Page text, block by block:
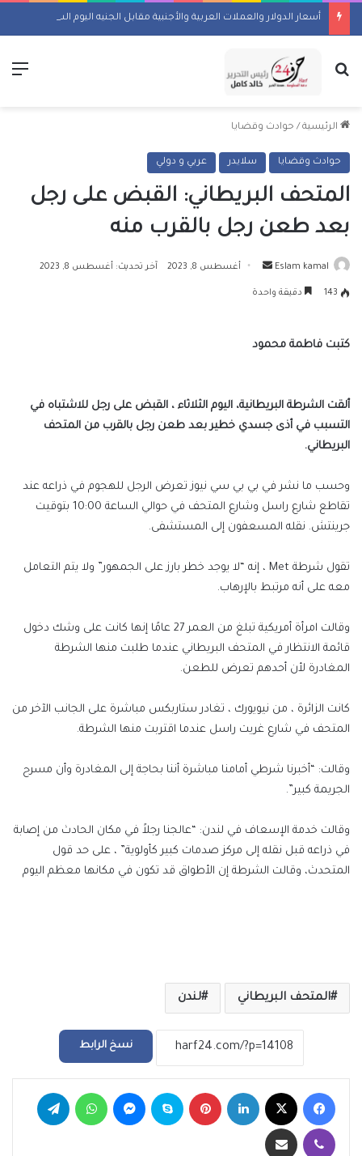
بحث عن
الرئيسية / حوادث وقضايا
حوادث وقضايا سلايدر عربي و دولي
المتحف البريطاني: القبض على رجل
بعد طعن رجل بالقرب منه
Eslam kamal
أرسل أغسطس 8, 2023 آخر تحديث: أغسطس 8, 2023
143 دقيقة واحدة
كتبت فاطمة محمود
ألقت الشرطة البريطانية، اليوم الثلاثاء ، القبض على رجل للاشتباه في
التسبب في أذى جسدي خطير بعد طعن رجل بالقرب من المتحف
البريطاني.
وحسب ما نشر في بي بي سي نيوز تعرض الرجل للهجوم في ذراعه عند
تقاطع شارع راسل وشارع المتحف في حوالي الساعة 10:00 بتوقيت
جرينتش. نقله المسعفون إلى المستشفى.
تقول شرطة Met ، إنه “لا يوجد خطر بارز على الجمهور” ولا يتم التعامل
معه على أنه مرتبط بالإرهاب.
وقالت امرأة أمريكية تبلغ من العمر 27 عامًا إنها كانت على وشك دخول
قائمة الانتظار في المتحف البريطاني عندما طلبت منها الشرطة
المغادرة لأن أحدهم تعرض للطعن.
كانت الزائرة ، من نيويورك ، تغادر ستاربكس مباشرة على الجانب الآخر من
المتحف في شارع غريت راسل عندما اقتربت منها الشرطة.
وقالت: “أخبرنا شرطي أمامنا مباشرة أننا بحاجة إلى المغادرة وأن مسرح
الجريمة كبير”.
وقالت خدمة الإسعاف في لندن: “عالجنا رجلاً في مكان الحادث من إصابة
في ذراعه قبل نقله إلى مركز صدمات كبير كأولوية” ، على حد قول
المتحدث، وقالت الشرطة إن الأطواق قد تكون في مكانها معظم اليوم
المتحف البريطاني لندن
نسخ الرابط
فيسبوك لينكدإن بينتيريست سكايب ماسنجر واتساب
ڤايبر مشاركة عبر البريد